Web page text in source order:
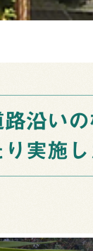
路沿い
り実施